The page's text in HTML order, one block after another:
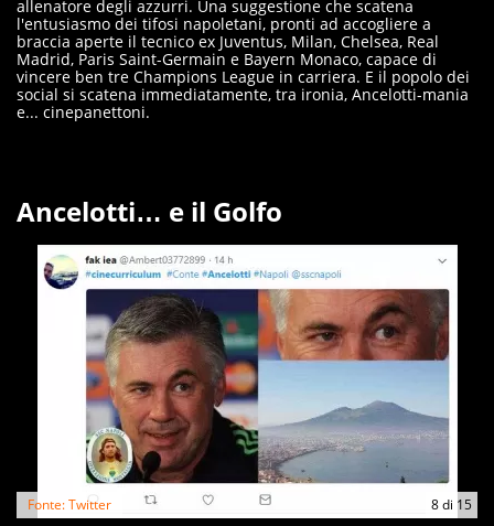
allenatore degli azzurri. Una suggestione che scatena
l'entusiasmo dei tifosi napoletani, pronti ad accogliere a
braccia aperte il tecnico ex Juventus, Milan, Chelsea, Real
Madrid, Paris Saint-Germain e Bayern Monaco, capace di
vincere ben tre Champions League in carriera. E il popolo dei
social si scatena immediatamente, tra ironia, Ancelotti-mania
e... cinepanettoni.
Ancelotti… e il Golfo
8di 15
Fonte: Twitter